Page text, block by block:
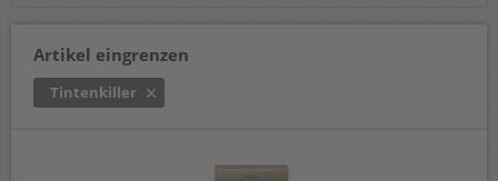
Artikel eingrenzen
Tintenkiller